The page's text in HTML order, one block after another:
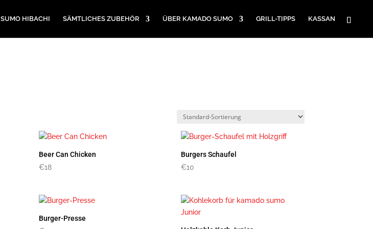
SUMO HIBACHI SÄMTLICHES ZUBEHÖR ÜBER KAMADO SUMO GRILL-TIPPS KASSAN
Beer Can Chicken
€18
Burgers Schaufel
€10
Burger-Presse